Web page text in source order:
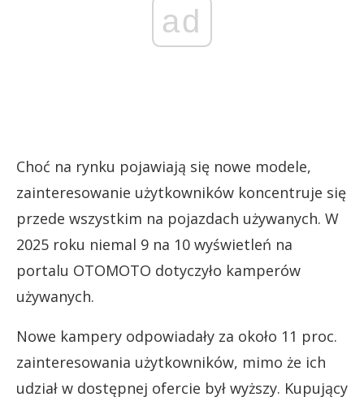
ad
Choć na rynku pojawiają się nowe modele,
zainteresowanie użytkowników koncentruje się
przede wszystkim na pojazdach używanych. W
2025 roku niemal 9 na 10 wyświetleń na
portalu OTOMOTO dotyczyło kamperów
używanych.
Nowe kampery odpowiadały za około 11 proc.
zainteresowania użytkowników, mimo że ich
udział w dostępnej ofercie był wyższy. Kupujący